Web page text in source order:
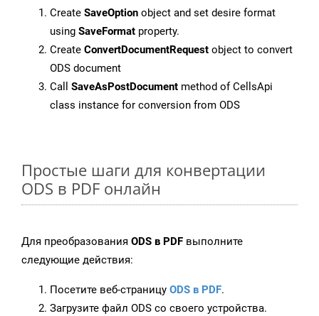
Create SaveOption object and set desire format
using SaveFormat property.
Create ConvertDocumentRequest object to convert
ODS document
Call SaveAsPostDocument method of CellsApi
class instance for conversion from ODS
Простые шаги для конвертации
ODS в PDF онлайн
Для преобразования ODS в PDF выполните
следующие действия:
Посетите веб-страницу ODS в PDF.
Загрузите файл ODS со своего устройства.